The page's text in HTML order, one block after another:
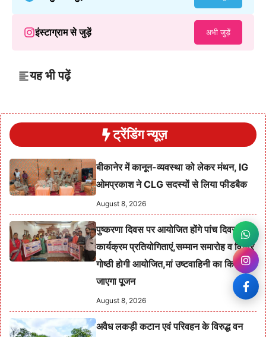
इंस्टाग्राम से जुड़ें अभी जुड़ें
यह भी पढ़ें
ट्रेंडिंग न्यूज़
बीकानेर में कानून-व्यवस्था को लेकर मंथन, IG
ओमप्रकाश ने CLG सदस्यों से लिया फीडबैक
August 8, 2026
पुष्करणा दिवस पर आयोजित होंगे पांच दिवसीय
कार्यक्रम प्रतियोगिताएं,सम्मान समारोह व विचार
गोष्ठी होगी आयोजित,मां उष्टवाहिनी का किया
जाएगा पूजन
August 8, 2026
अवैध लकड़ी कटान एवं परिवहन के विरुद्ध वन